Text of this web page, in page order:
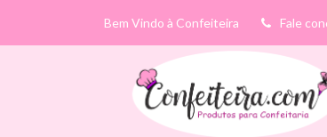
Bem Vindo à Confeiteira Fale